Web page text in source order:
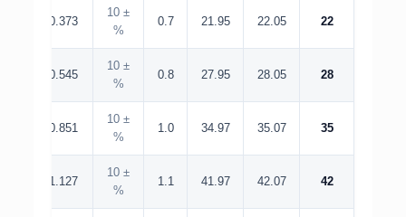
22
22.05
21.95
0.7
± 10
%
0.373
28
28.05
27.95
0.8
± 10
%
0.545
35
35.07
34.97
1.0
± 10
%
0.851
42
42.07
41.97
1.1
± 10
%
1.127